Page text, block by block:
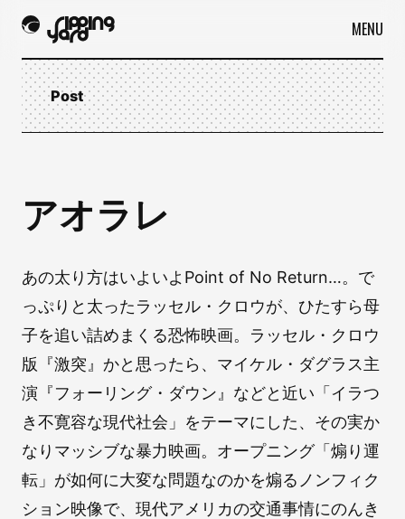
MENU
Post
アオラレ
あの太り方はいよいよPoint of No Return…。で
っぷりと太ったラッセル・クロウが、ひたすら母
子を追い詰めまくる恐怖映画。ラッセル・クロウ
版『激突』かと思ったら、マイケル・ダグラス主
演『フォーリング・ダウン』などと近い「イラつ
き不寛容な現代社会」をテーマにした、その実か
なりマッシブな暴力映画。オープニング「煽り運
転」が如何に大変な問題なのかを煽るノンフィク
ション映像で、現代アメリカの交通事情にのんき